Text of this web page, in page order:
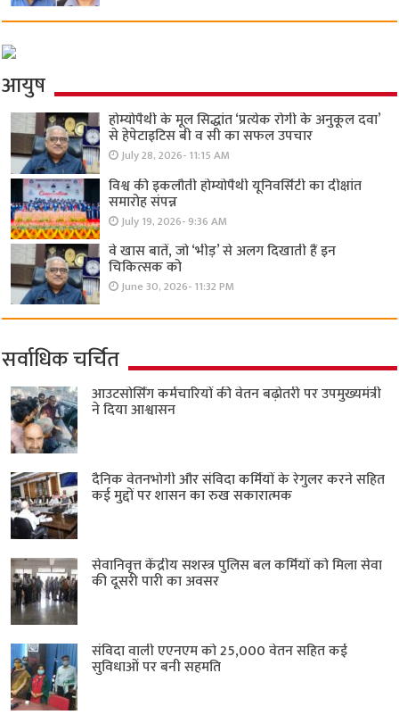
आयुष
होम्योपैथी के मूल सिद्धांत ‘प्रत्येक रोगी केे अनुकूल दवा’
से हेपेटाइटिस बी व सी का सफल उपचार
July 28, 2026- 11:15 AM
विश्व की इकलौती होम्योपैथी यूनिवर्सिटी का दीक्षांत
समारोह संपन्न
July 19, 2026- 9:36 AM
वे खास बातें, जो ‘भीड़’ से अलग दिखाती हैं इन
चिकित्सक को
June 30, 2026- 11:32 PM
सर्वाधिक चर्चित
आउटसोर्सिंग कर्मचारियों की वेतन बढ़ोतरी पर उपमुख्यमंत्री
ने दिया आश्वासन
दैनिक वेतनभोगी और संविदा कर्मियों के रेगुलर करने सहित
कई मुद्दों पर शासन का रुख सकारात्मक
सेवानिवृत्त केंद्रीय सशस्त्र पुलिस बल ​कर्मियों को मिला सेवा
की दूसरी पारी का अवसर
संविदा वाली एएनएम को 25,000 वेतन सहित कई
सुविधाओं पर बनी सहमति